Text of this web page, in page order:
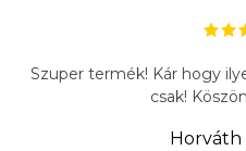
Szuper termék! Kár hogy
csak!
Horváth